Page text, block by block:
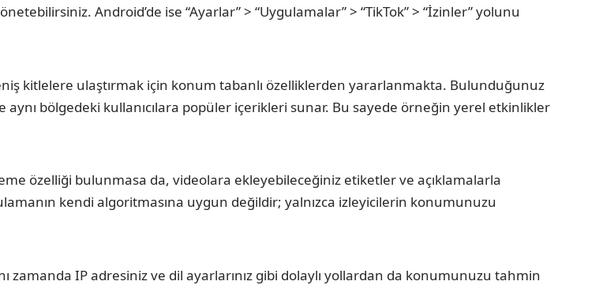
Android’de ise “Ayarlar” > “Uygulamalar” > “TikTok” > “İzinler” yolunu
kitlelere ulaştırmak için konum tabanlı özelliklerden yararlanmakta. Bulunduğunuz
bölgedeki kullanıcılara popüler içerikleri sunar. Bu sayede örneğin yerel etkinlikler
özelliği bulunmasa da, videolara ekleyebileceğiniz etiketler ve açıklamalarla
kendi algoritmasına uygun değildir; yalnızca izleyicilerin konumunuzu
zamanda IP adresiniz ve dil ayarlarınız gibi dolaylı yollardan da konumunuzu tahmin